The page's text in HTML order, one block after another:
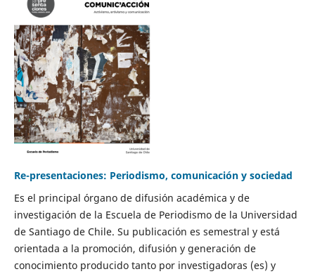
Re-presentaciones: Periodismo, comunicación y sociedad
Es el principal órgano de difusión académica y de
investigación de la Escuela de Periodismo de la Universidad
de Santiago de Chile. Su publicación es semestral y está
orientada a la promoción, difusión y generación de
conocimiento producido tanto por investigadoras (es) y